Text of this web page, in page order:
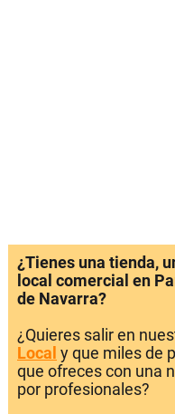
¿Tienes una tienda,
local comercial en
de Navarra?
¿Quieres salir en
Local y que miles de
que ofreces con una
por profesionales?